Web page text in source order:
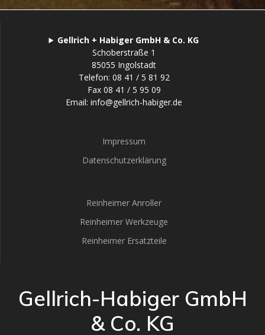
Gellrich + Habiger GmbH & Co. KG
Schoberstraße 1
85055 Ingolstadt
Telefon: 08 41 / 5 81 92
Fax 08 41 / 5 95 09
Email: info@gellrich-habiger.de
Impressum
Datenschutzerklärung
Reinheimer Anroller
Reinheimer Werkzeuge
Reinheimer Ersatzteile
Gellrich-Habiger GmbH
& Co. KG